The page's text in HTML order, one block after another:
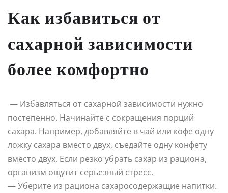
Как избавиться от
сахарной зависимости
более комфортно
— Избавляться от сахарной зависимости нужно
постепенно. Начинайте с сокращения порций
сахара. Например, добавляйте в чай или кофе одну
ложку сахара вместо двух, съедайте одну конфету
вместо двух. Если резко убрать сахар из рациона,
организм ощутит серьезный стресс.
— Уберите из рациона сахаросодержащие напитки.